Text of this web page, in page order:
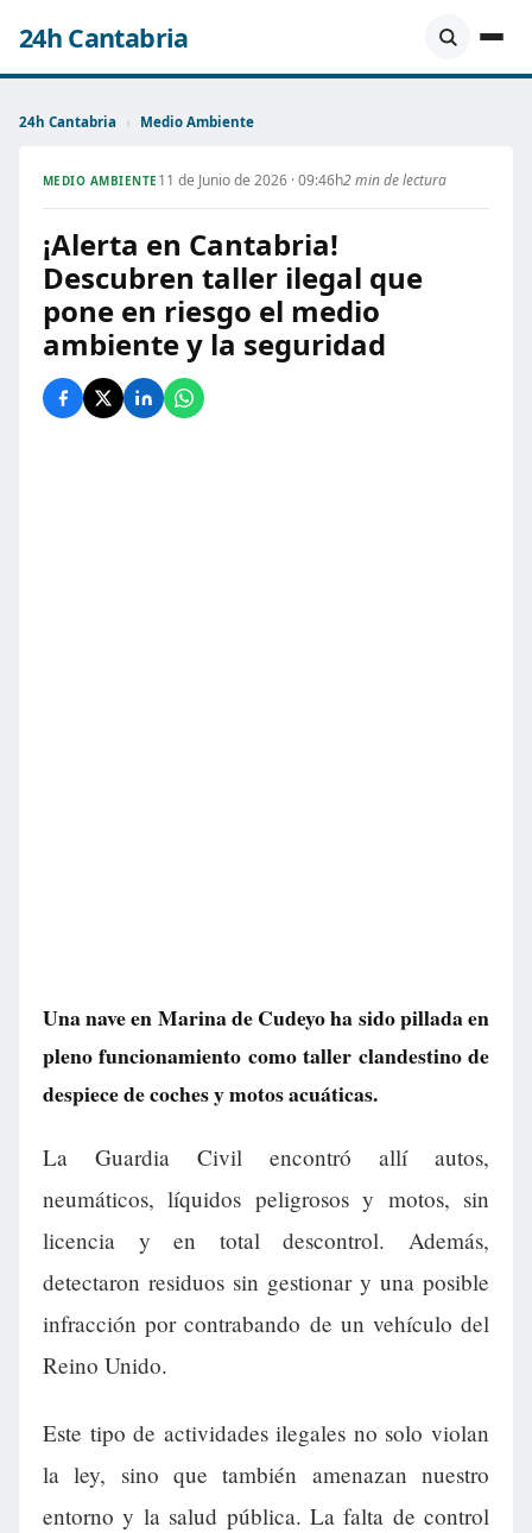
24h Cantabria
24h Cantabria › Medio Ambiente
MEDIO AMBIENTE 11 de Junio de 2026 · 09:46h2 min de lectura
¡Alerta en Cantabria!
Descubren taller ilegal que
pone en riesgo el medio
ambiente y la seguridad
Una nave en Marina de Cudeyo ha sido pillada en
pleno funcionamiento como taller clandestino de
despiece de coches y motos acuáticas.
La Guardia Civil encontró allí autos,
neumáticos, líquidos peligrosos y motos, sin
licencia y en total descontrol. Además,
detectaron residuos sin gestionar y una posible
infracción por contrabando de un vehículo del
Reino Unido.
Este tipo de actividades ilegales no solo violan
la ley, sino que también amenazan nuestro
entorno y la salud pública. La falta de control